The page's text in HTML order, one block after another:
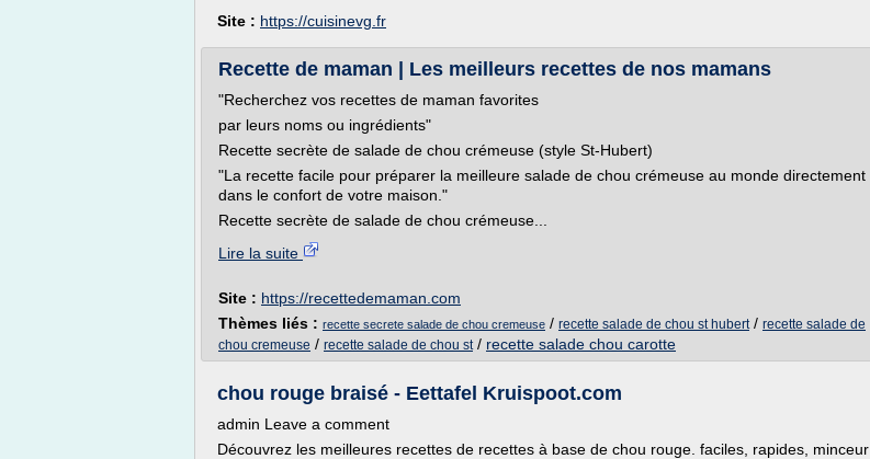
Site : https://cuisinevg.fr
Recette de maman | Les meilleurs recettes de nos mamans
"Recherchez vos recettes de maman favorites
par leurs noms ou ingrédients"
Recette secrète de salade de chou crémeuse (style St-Hubert)
"La recette facile pour préparer la meilleure salade de chou crémeuse au monde directement
dans le confort de votre maison."
Recette secrète de salade de chou crémeuse...
Lire la suite
Site : https://recettedemaman.com
Thèmes liés : recette secrete salade de chou cremeuse / recette salade de chou st hubert/ recette salade de
chou cremeuse / recette salade de chou st/ recette salade chou carotte
chou rouge braisé - Eettafel Kruispoot.com
admin Leave a comment
Découvrez les meilleures recettes de recettes à base de chou rouge. faciles, rapides, minceur